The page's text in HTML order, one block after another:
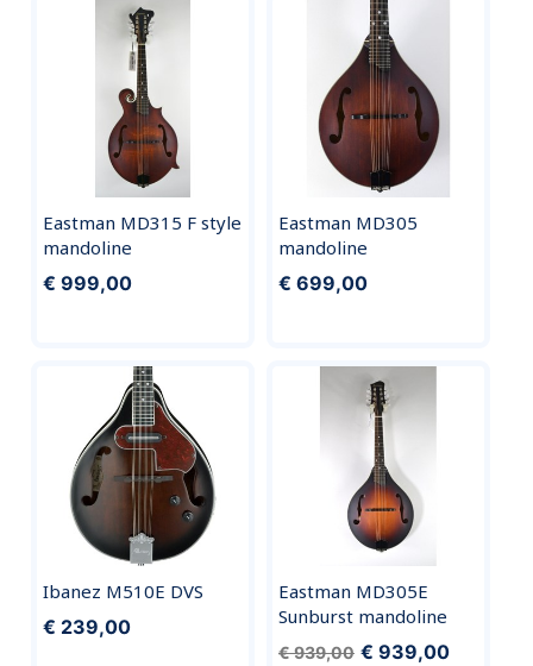
Eastman MD315 F style
mandoline
€ 999,00
Eastman MD305
mandoline
€ 699,00
Ibanez M510E DVS
€ 239,00
Eastman MD305E
Sunburst mandoline
€ 939,00 € 939,00